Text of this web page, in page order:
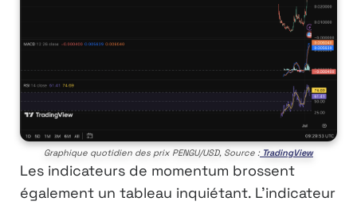
Graphique quotidien des prix PENGU/USD, Source :TradingView
Les indicateurs de momentum brossent
également un tableau inquiétant. L’indicateur